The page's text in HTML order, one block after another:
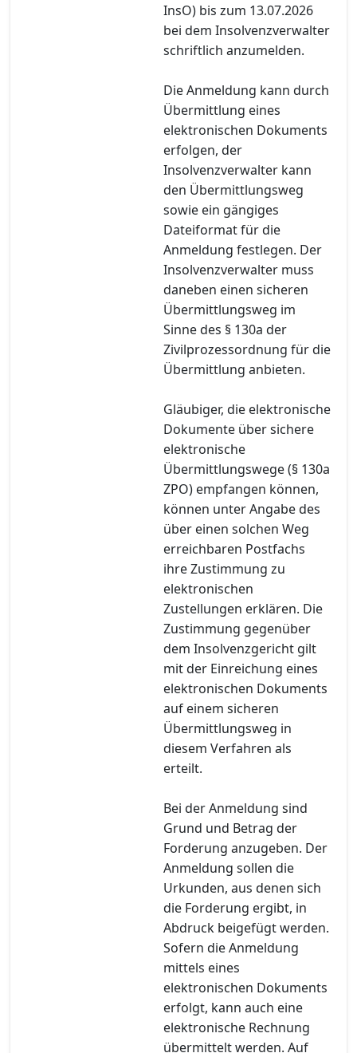
InsO) bis zum 13.07.2026
bei dem Insolvenzverwalter
schriftlich anzumelden.
Die Anmeldung kann durch
Übermittlung eines
elektronischen Dokuments
erfolgen, der
Insolvenzverwalter kann
den Übermittlungsweg
sowie ein gängiges
Dateiformat für die
Anmeldung festlegen. Der
Insolvenzverwalter muss
daneben einen sicheren
Übermittlungsweg im
Sinne des § 130a der
Zivilprozessordnung für die
Übermittlung anbieten.
Gläubiger, die elektronische
Dokumente über sichere
elektronische
Übermittlungswege (§ 130a
ZPO) empfangen können,
können unter Angabe des
über einen solchen Weg
erreichbaren Postfachs
ihre Zustimmung zu
elektronischen
Zustellungen erklären. Die
Zustimmung gegenüber
dem Insolvenzgericht gilt
mit der Einreichung eines
elektronischen Dokuments
auf einem sicheren
Übermittlungsweg in
diesem Verfahren als
erteilt.
Bei der Anmeldung sind
Grund und Betrag der
Forderung anzugeben. Der
Anmeldung sollen die
Urkunden, aus denen sich
die Forderung ergibt, in
Abdruck beigefügt werden.
Sofern die Anmeldung
mittels eines
elektronischen Dokuments
erfolgt, kann auch eine
elektronische Rechnung
übermittelt werden. Auf